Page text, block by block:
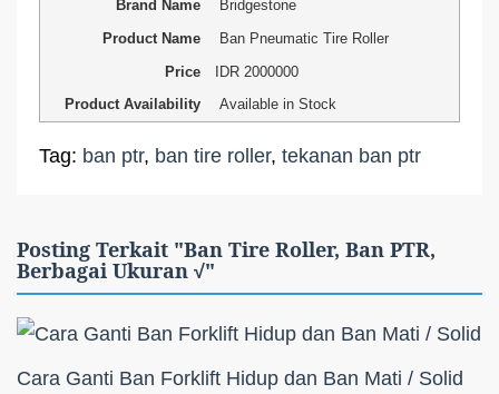
Brand Name
Bridgestone
Product Name
Ban Pneumatic Tire Roller
Price
IDR2000000
Product Availability
Available in Stock
Tag: ban ptr, ban tire roller, tekanan ban ptr
Posting Terkait "Ban Tire Roller, Ban PTR,
Berbagai Ukuran √"
Cara Ganti Ban Forklift Hidup dan Ban Mati / Solid